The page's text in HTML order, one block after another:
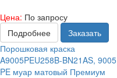
Цена: По запросу
Подробнее
Заказать
Порошковая краска
A9005PEU258B-BN21AS, 9005
PE муар матовый Премиум